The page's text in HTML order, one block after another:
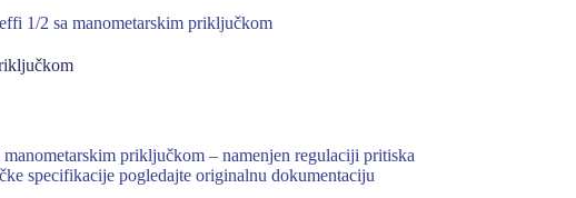
1/2 sa manometarskim priključkom
priključkom – namenjen regulaciji pritiska
specifikacije pogledajte originalnu dokumentaciju